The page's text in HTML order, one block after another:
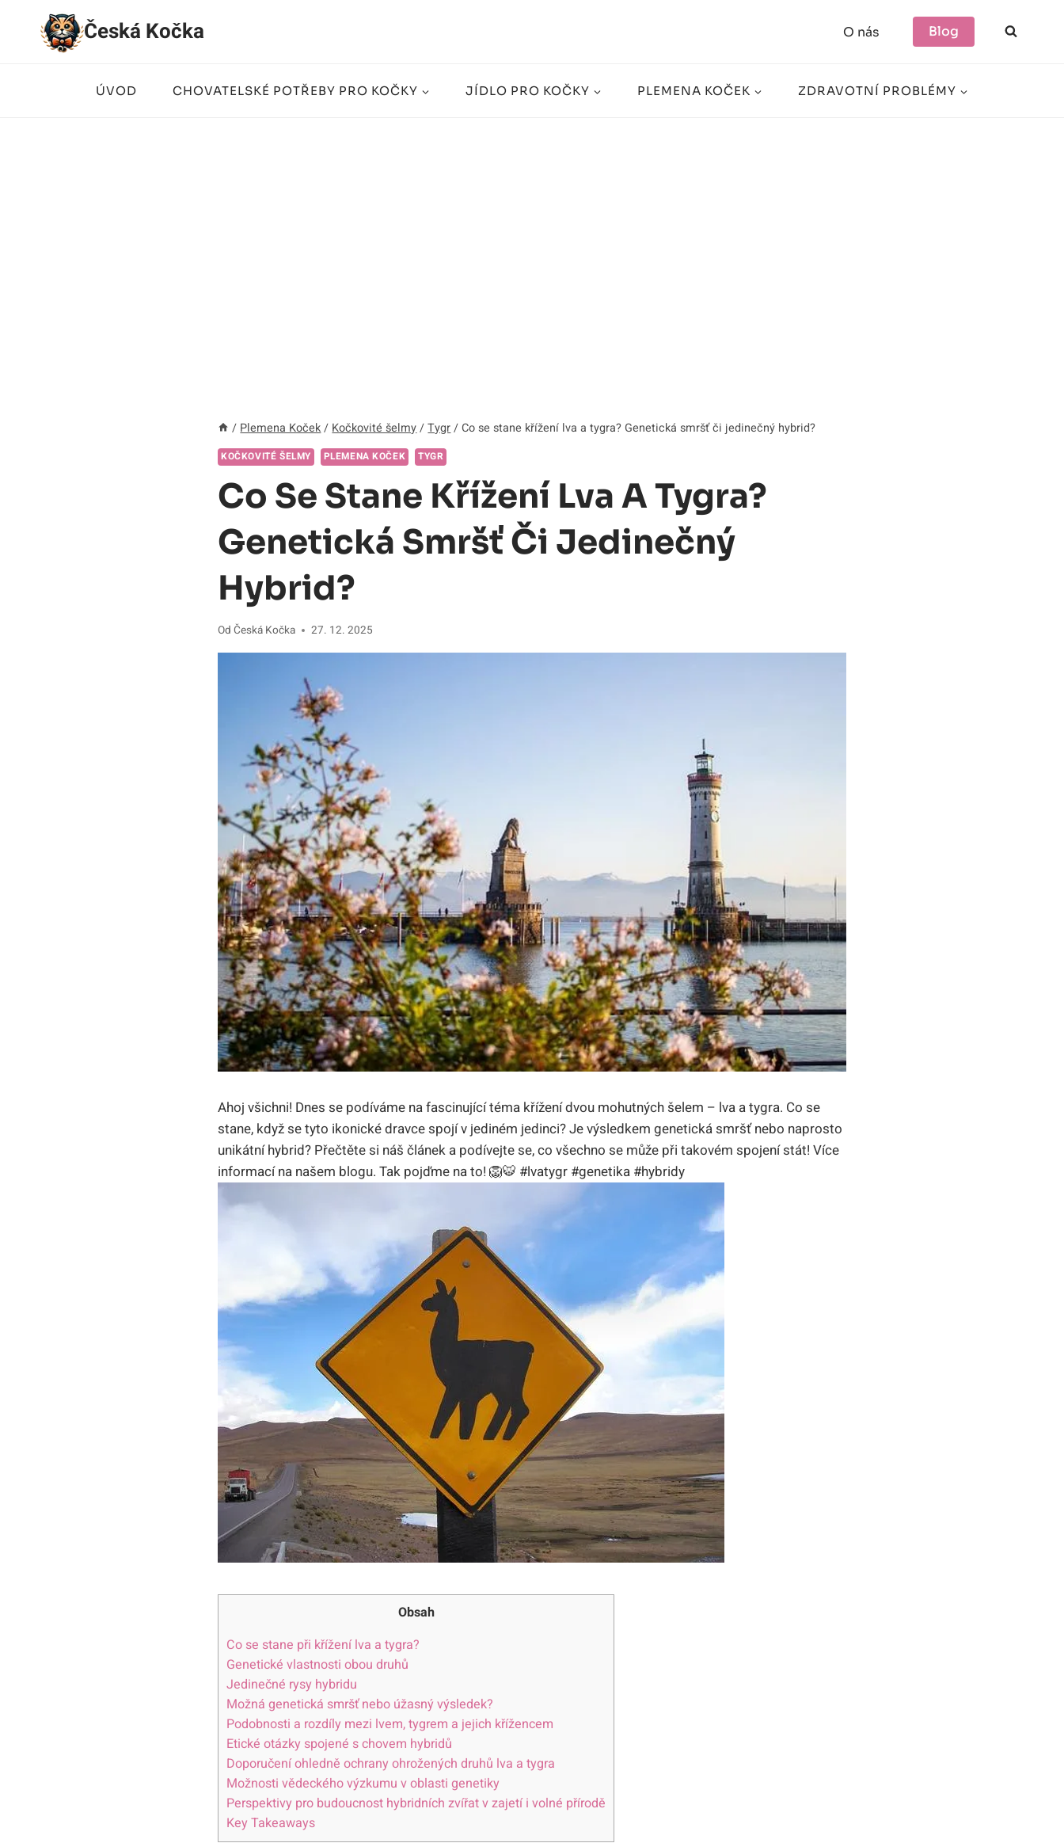
Přeskočit
Česká Kočka O nás Blog
ÚVOD CHOVATELSKÉ POTŘEBY PRO KOČKY JÍDLO PRO KOČKY PLEMENA KOČEK ZDRAVOTNÍ PROBLÉMY
/ Plemena Koček / Kočkovité šelmy / Tygr / Co se stane křížení lva a tygra? Genetická smršť či jedinečný hybrid?
KOČKOVITÉ ŠELMY PLEMENA KOČEK TYGR
Co Se Stane Křížení Lva A Tygra?
Genetická Smršť Či Jedinečný
Hybrid?
Od Česká Kočka 27. 12. 2025
Ahoj všichni!⁤ Dnes se podíváme na‍ fascinující téma křížení dvou mohutných šelem​ – lva a ⁤tygra. Co se
stane, když se tyto ikonické dravce‌ spojí ‌v​ jediném jedinci? Je výsledkem genetická ⁣smršť nebo naprosto
unikátní ‍hybrid? Přečtěte si náš článek a podívejte se, ⁤co ‍všechno se může při takovém spojení‌ stát! Více‍
informací na našem ⁤blogu. Tak pojďme ⁣na ⁢to! 🦁🐯 #lvatygr #genetika #hybridy
Obsah
Co se stane ⁣při křížení lva a tygra?
Genetické vlastnosti obou druhů
Jedinečné​ rysy hybridu
Možná genetická smršť nebo úžasný výsledek?
Podobnosti a⁤ rozdíly mezi lvem, ‌tygrem⁢ a jejich křížencem
Etické otázky spojené ‍s chovem ​hybridů
Doporučení ohledně ochrany ⁣ohrožených druhů lva a tygra
Možnosti vědeckého výzkumu v ⁤oblasti ‌genetiky
Perspektivy pro budoucnost hybridních zvířat v zajetí i volné přírodě
Key Takeaways